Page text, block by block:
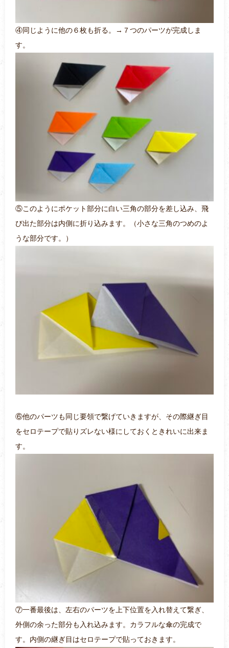
④同じように他の６枚も折る。→７つのパーツが完成しま
す。
⑤このようにポケット部分に白い三角の部分を差し込み、飛
び出た部分は内側に折り込みます。（小さな三角のつめのよ
うな部分です。）
⑥他のパーツも同じ要領で繋げていきますが、その際継ぎ目
をセロテープで貼りズレない様にしておくときれいに出来ま
す。
⑦一番最後は、左右のパーツを上下位置を入れ替えて繋ぎ、
外側の余った部分も入れ込みます。カラフルな傘の完成で
す。内側の継ぎ目はセロテープで貼っておきます。